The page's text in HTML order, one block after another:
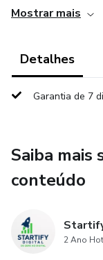
SEO (Search
online. Com uma
táticas que
visitantes
de busca vão
relevância das
Mostrar mais
Detalhes
Garantia de 7
Saiba mais
conteúdo
2 Ano